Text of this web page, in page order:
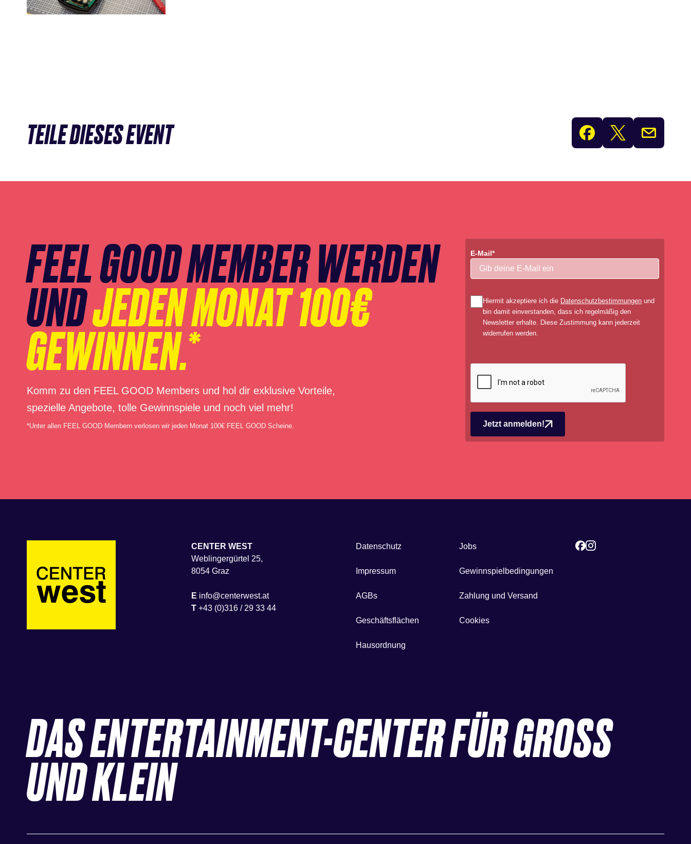
TEILE DIESES EVENT
FEEL GOOD MEMBER WERDEN
UNDJEDEN MONAT 100€
GEWINNEN.*
Komm zu den FEEL GOOD Members und hol dir exklusive Vorteile,
spezielle Angebote, tolle Gewinnspiele und noch viel mehr!
*Unter allen FEEL GOOD Membern verlosen wir jeden Monat 100€ FEEL GOOD Scheine.
E-Mail*
Hiermit akzeptiere ich die Datenschutzbestimmungen und
bin damit einverstanden, dass ich regelmäßig den
Newsletter erhalte. Diese Zustimmung kann jederzeit
widerrufen werden.
Jetzt anmelden!
CENTER WEST
Weblingergürtel 25,
8054 Graz
E info@centerwest.at
T +43 (0)316 / 29 33 44
Datenschutz
Impressum
AGBs
Geschäftsflächen
Hausordnung
Jobs
Gewinnspielbedingungen
Zahlung und Versand
Cookies
DAS ENTERTAINMENT-CENTER FÜR GROSS
UND KLEIN